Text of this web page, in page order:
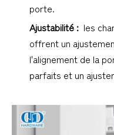
porte.
Ajustabilité : les
offrent un
l'alignement de la
parfaits et un